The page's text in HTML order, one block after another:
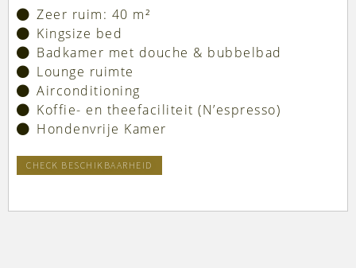
Zeer ruim: 40 m²
Kingsize bed
Badkamer met douche & bubbelbad
Lounge ruimte
Airconditioning
Koffie- en theefaciliteit (N’espresso)
Hondenvrije Kamer
CHECK BESCHIKBAARHEID